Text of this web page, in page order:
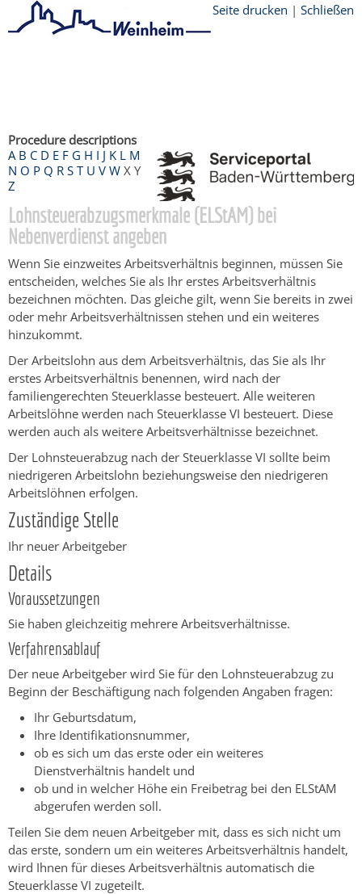
Seite drucken | Schließen
Procedure descriptions
A B C D E F G H I J K L M
N O P Q R S T U V W X Y
Z
Lohnsteuerabzugsmerkmale (ELStAM) bei
Nebenverdienst angeben
Wenn Sie einzweites Arbeitsverhältnis beginnen, müssen Sie
entscheiden, welches Sie als Ihr erstes Arbeitsverhältnis
bezeichnen möchten. Das gleiche gilt, wenn Sie bereits in zwei
oder mehr Arbeitsverhältnissen stehen und ein weiteres
hinzukommt.
Der Arbeitslohn aus dem Arbeitsverhältnis, das Sie als Ihr
erstes Arbeitsverhältnis benennen, wird nach der
familiengerechten Steuerklasse besteuert. Alle weiteren
Arbeitslöhne werden nach Steuerklasse VI besteuert. Diese
werden auch als weitere Arbeitsverhältnisse bezeichnet.
Der Lohnsteuerabzug nach der Steuerklasse VI sollte beim
niedrigeren Arbeitslohn beziehungsweise den niedrigeren
Arbeitslöhnen erfolgen.
Zuständige Stelle
Ihr neuer Arbeitgeber
Details
Voraussetzungen
Sie haben gleichzeitig mehrere Arbeitsverhältnisse.
Verfahrensablauf
Der neue Arbeitgeber wird Sie für den Lohnsteuerabzug zu
Beginn der Beschäftigung nach folgenden Angaben fragen:
Ihr Geburtsdatum,
Ihre Identifikationsnummer,
ob es sich um das erste oder ein weiteres
Dienstverhältnis handelt und
ob und in welcher Höhe ein Freibetrag bei den ELStAM
abgerufen werden soll.
Teilen Sie dem neuen Arbeitgeber mit, dass es sich nicht um
das erste, sondern um ein weiteres Arbeitsverhältnis handelt,
wird Ihnen für dieses Arbeitsverhältnis automatisch die
Steuerklasse VI zugeteilt.